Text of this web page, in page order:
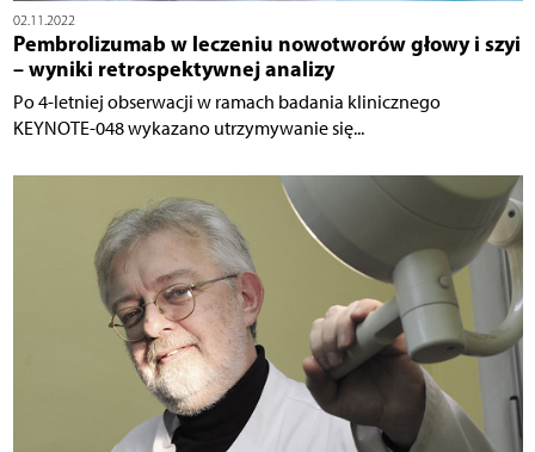
02.11.2022
Pembrolizumab w leczeniu nowotworów głowy i szyi
– wyniki retrospektywnej analizy
Po 4-letniej obserwacji w ramach badania klinicznego
KEYNOTE-048 wykazano utrzymywanie się...